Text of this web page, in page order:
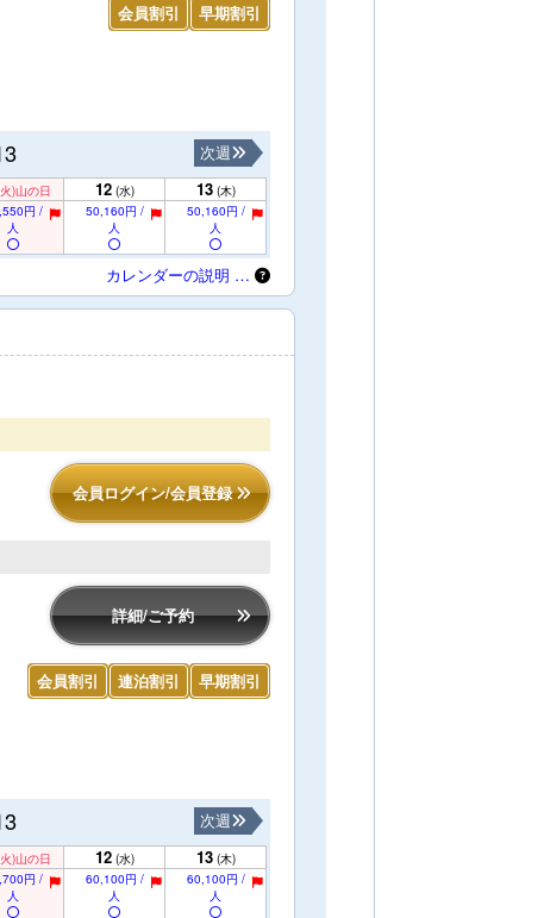
会員割引 早期割引
次週
)山の日 12 (水) 13 (木)
円 /
人
50,160円 /
人
50,160円 /
人
カレンダーの説明 …
会員ログイン/会員登録
詳細/ご予約
会員割引 連泊割引 早期割引
次週
)山の日 12 (水) 13 (木)
円 /
人
60,100円 /
人
60,100円 /
人